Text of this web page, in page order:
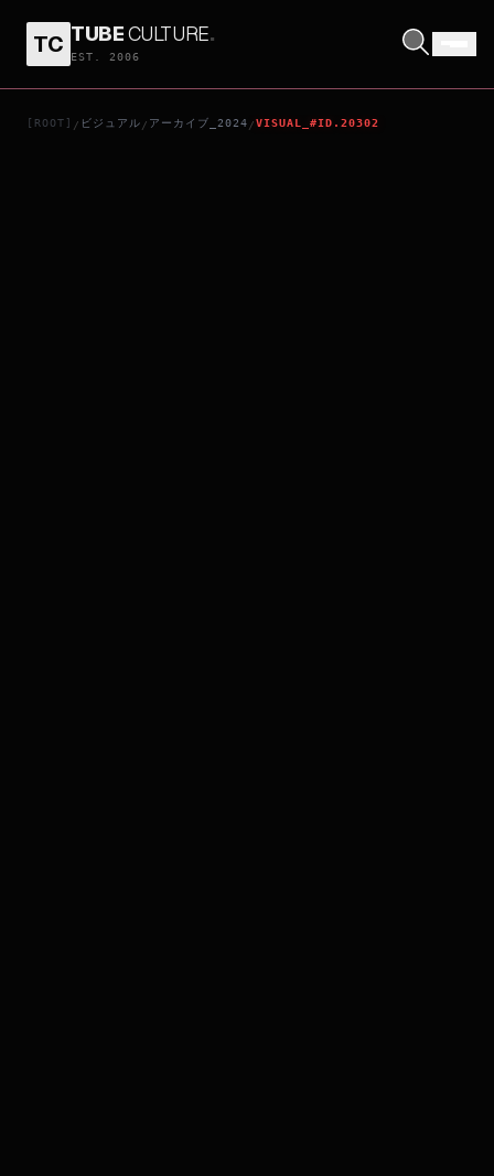
TC TUBECULTURE.
EST. 2006
[ROOT] / ビジュアル / アーカイブ_2024 /VISUAL_#ID.20302
DIAMONDS IN THE SAND